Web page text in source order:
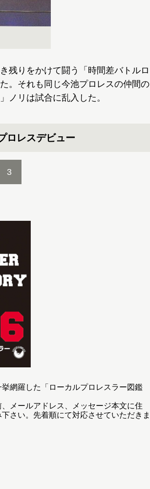
残りをかけて闘う「時間差バトルロ
。それも同じ今池プロレスの仲間の
ノリは試合に乱入した。
ロレスデビュー
3
網羅した「ローカルプロレスラー図鑑
メールアドレス、メッセージ本文に住
さい。先着順にて対応させていただきま